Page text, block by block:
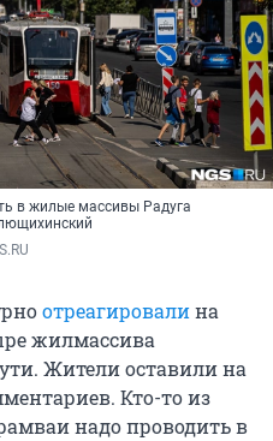
в жилые массивы Радуга
отреагировалина
жилмассива
Жители оставили на
Кто-то из
надо проводить в